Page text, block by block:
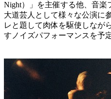
Night）」を主催する他、音楽
大道芸人として様々な公演に
レと題して肉体を駆使しなが
すノイズパフォーマンスを予定